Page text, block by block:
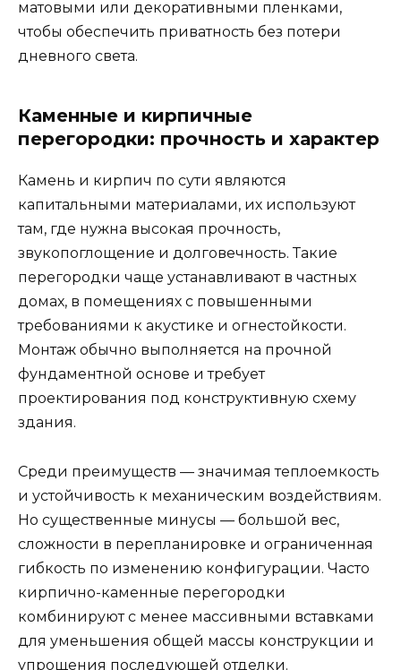
матовыми или декоративными пленками,
чтобы обеспечить приватность без потери
дневного света.
Каменные и кирпичные
перегородки: прочность и характер
Камень и кирпич по сути являются
капитальными материалами, их используют
там, где нужна высокая прочность,
звукопоглощение и долговечность. Такие
перегородки чаще устанавливают в частных
домах, в помещениях с повышенными
требованиями к акустике и огнестойкости.
Монтаж обычно выполняется на прочной
фундаментной основе и требует
проектирования под конструктивную схему
здания.
Среди преимуществ — значимая теплоемкость
и устойчивость к механическим воздействиям.
Но существенные минусы — большой вес,
сложности в перепланировке и ограниченная
гибкость по изменению конфигурации. Часто
кирпично-каменные перегородки
комбинируют с менее массивными вставками
для уменьшения общей массы конструкции и
упрощения последующей отделки.